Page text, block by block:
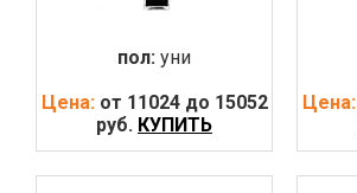
пол: уни
Цена: от 11024 до 15052
руб. КУПИТЬ
Цена: